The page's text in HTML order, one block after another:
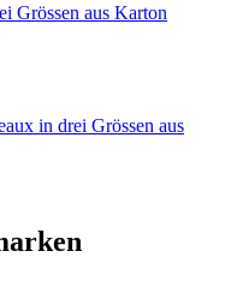
Grössen aus Karton
in drei Grössen aus